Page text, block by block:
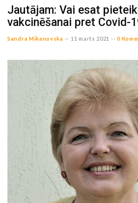
Jautājam: Vai esat
vakcinēšanai pret Covid-
Sandra Mikanovska -- 11 marts 2021 -- 0